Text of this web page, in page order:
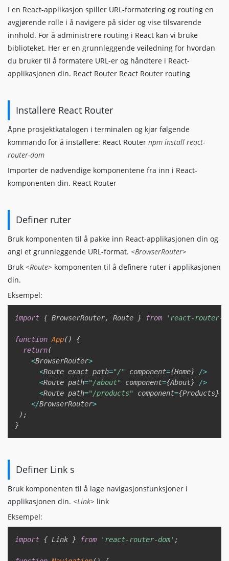
I en React-applikasjon spiller URL-formatering og routing en
avgjørende rolle i å navigere på sider og vise tilsvarende
innhold. For å administrere routing i React kan vi bruke
biblioteket. Her er en grunnleggende veiledning for hvordan
du bruker til å formatere URL-er og håndtere i React-
applikasjonen din. React Router React Router routing
Installere React Router
Åpne prosjektkatalogen i terminalen og kjør følgende
kommando for å installere: React Router npm install react-
router-dom
Importer de nødvendige komponentene fra inn i React-
komponenten din. React Router
Definer ruter
Bruk komponenten til å pakke inn React-applikasjonen din og
angi et grunnleggende URL-format. <BrowserRouter>
Bruk <Route> komponenten til å definere ruter i applikasjonen
din.
Eksempel:
import { BrowserRouter, Route } from 'react-router-
function App()
{
return(
<BrowserRouter>
<Route exact path="/" component={Home} />
<Route path="/about" component={About} />
<Route path="/products" component={Products}
</BrowserRouter>
) ;
}
Copy
Definer Link s
Bruk komponenten til å lage navigasjonsfunksjoner i
applikasjonen din. <Link> link
Eksempel:
import { Link } from 'react-router-dom' ;